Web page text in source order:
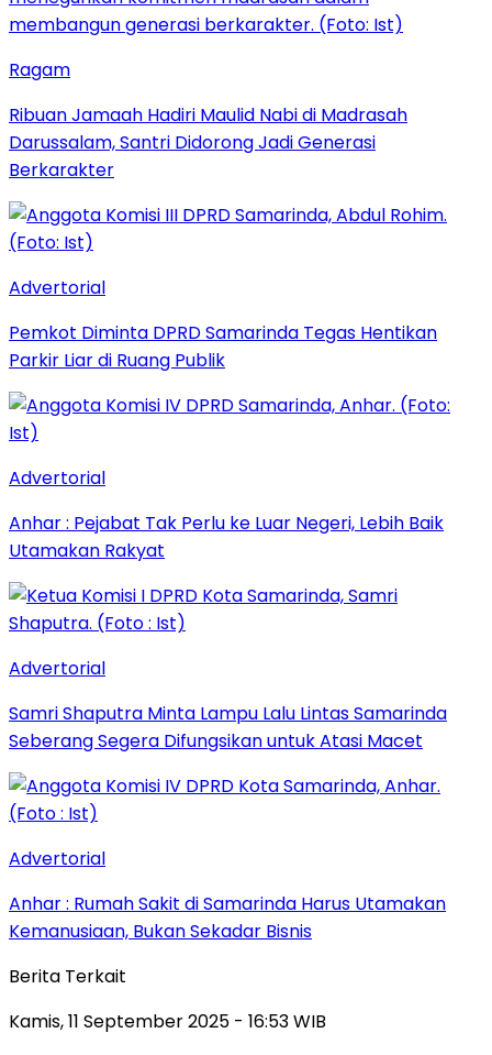
Ragam
Ribuan Jamaah Hadiri Maulid Nabi di Madrasah
Darussalam, Santri Didorong Jadi Generasi
Berkarakter
Advertorial
Pemkot Diminta DPRD Samarinda Tegas Hentikan
Parkir Liar di Ruang Publik
Advertorial
Anhar : Pejabat Tak Perlu ke Luar Negeri, Lebih Baik
Utamakan Rakyat
Advertorial
Samri Shaputra Minta Lampu Lalu Lintas Samarinda
Seberang Segera Difungsikan untuk Atasi Macet
Advertorial
Anhar : Rumah Sakit di Samarinda Harus Utamakan
Kemanusiaan, Bukan Sekadar Bisnis
Berita Terkait
Kamis, 11 September 2025 - 16:53 WIB